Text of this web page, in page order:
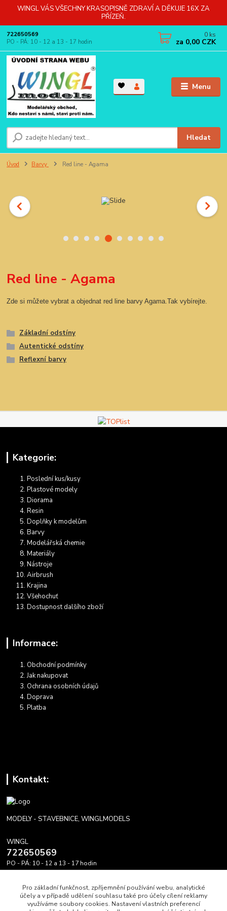
WINGL VÁS VŠECHNY KRASOPISNĚ ZDRAVÍ A DĚKUJE 16X ZA
PŘÍZEŇ.
Menu
Hledat
722650569
PO - PÁ: 10 - 12 a 13 - 17 hodin
0 ks
za 0,00 CZK
Úvod Barvy Red line - Agama
Red line - Agama
Zde si můžete vybrat a objednat red line barvy Agama.Tak vybírejte.
Základní odstíny
Autentické odstíny
Reflexní barvy
Kategorie:
Poslední kus/kusy
Plastové modely
Diorama
Resin
Doplňky k modelům
Barvy
Modelářská chemie
Materiály
Nástroje
Airbrush
Krajina
Všehochuť
Dostupnost dalšího zboží
Informace:
Obchodní podmínky
Jak nakupovat
Ochrana osobních údajů
Doprava
Platba
Kontakt:
MODELY - STAVEBNICE, WINGLMODELS
WINGL
722650569
PO - PÁ: 10 - 12 a 13 - 17 hodin
Pro základní funkčnost, zpříjemnění používání webu, analytické
účely a v případě udělení souhlasu také pro účely cílení reklamy
využíváme soubory cookies. Nastavení vlastních preferencí